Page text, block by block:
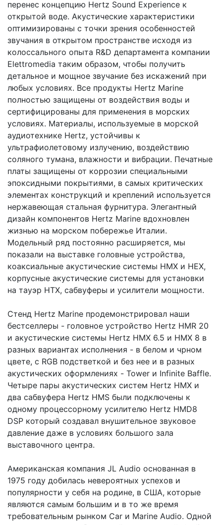
перенес концепцию Hertz Sound Experience к
открытой воде. Акустические характеристики
оптимизированы с точки зрения особенностей
звучания в открытом пространстве исходя из
колоссального опыта R&D департамента компании
Elettromedia таким образом, чтобы получить
детальное и мощное звучание без искажений при
любых условиях. Все продукты Hertz Marine
полностью защищены от воздействия воды и
сертифицированы для применения в морских
условиях. Материалы, используемые в морской
аудиотехнике Hertz, устойчивы к
ультрафиолетовому излучению, воздействию
соляного тумана, влажности и вибрации. Печатные
платы защищены от коррозии специальными
эпоксидными покрытиями, в самых критических
элементах конструкций и креплений используется
нержавеющая стальная фурнитура. Элегантный
дизайн компонентов Hertz Marine вдохновлен
жизнью на морском побережье Италии.
Модельный ряд постоянно расширяется, мы
показали на выставке головные устройства,
коаксиальные акустические системы HMX и НЕХ,
корпусные акустические системы для установки
на тауэр HTX, сабвуферы и усилители мощности.
Стенд Hertz Marine продемонстрировал наши
бестселлеры - головное устройство Hertz HMR 20
и акустические системы Hertz HMX 6.5 и HMX 8 в
разных вариантах исполнения - в белом и чрном
цвете, с RGB подстветкой и без нее и в разных
акустических оформлениях - Tower и Infinite Baffle.
Четыре пары акустических систем Hertz HMX и
два сабвуфера Hertz HMS были подключены к
одному процессорному усилителю Hertz HMD8
DSP который создавал внушительное звуковое
давление даже в условиях большого зала
выставочного центра.
Американская компания JL Audio основанная в
1975 году добилась невероятных успехов и
популярности у себя на родине, в США, которые
являются самым большим и в то же время
требовательным рынком Car и Marine Audio. Одной